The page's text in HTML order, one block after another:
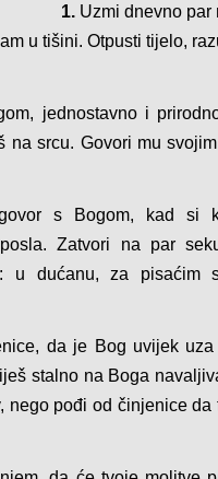
1. Uzmi dnevno par
u tišini. Otpusti tijelo,
jednostavno i
na srcu. Govori mu
s Bogom, kad si
Zatvori na par
u dućanu, za pisaćim
da je Bog uvijek
stalno na Boga
nego pođi od činjenice da